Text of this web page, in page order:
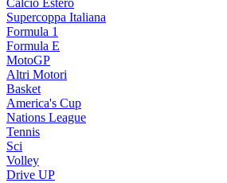
Calcio Estero
Supercoppa Italiana
Formula 1
Formula E
MotoGP
Altri Motori
Basket
America's Cup
Nations League
Tennis
Sci
Volley
Drive UP